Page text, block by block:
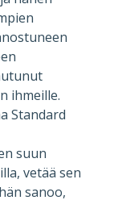
ihmeille.
Standard
suun
vetää sen
sanoo,